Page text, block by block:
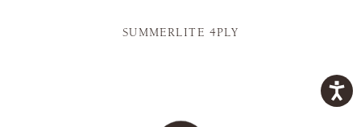
SUMMERLITE 4PLY